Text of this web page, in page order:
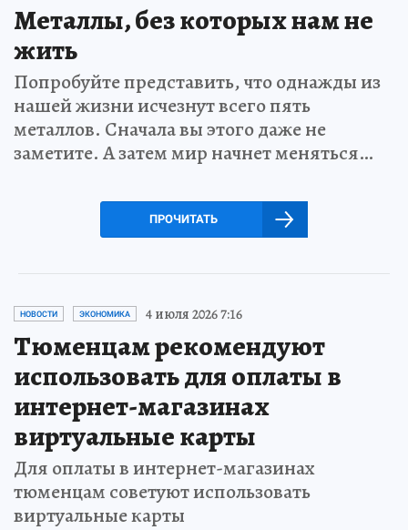
Металлы, без которых нам не
жить
Попробуйте представить, что однажды из
нашей жизни исчезнут всего пять
металлов. Сначала вы этого даже не
заметите. А затем мир начнет меняться…
ПРОЧИТАТЬ
НОВОСТИ ЭКОНОМИКА 4 июля 2026 7:16
Тюменцам рекомендуют
использовать для оплаты в
интернет-магазинах
виртуальные карты
Для оплаты в интернет-магазинах
тюменцам советуют использовать
виртуальные карты